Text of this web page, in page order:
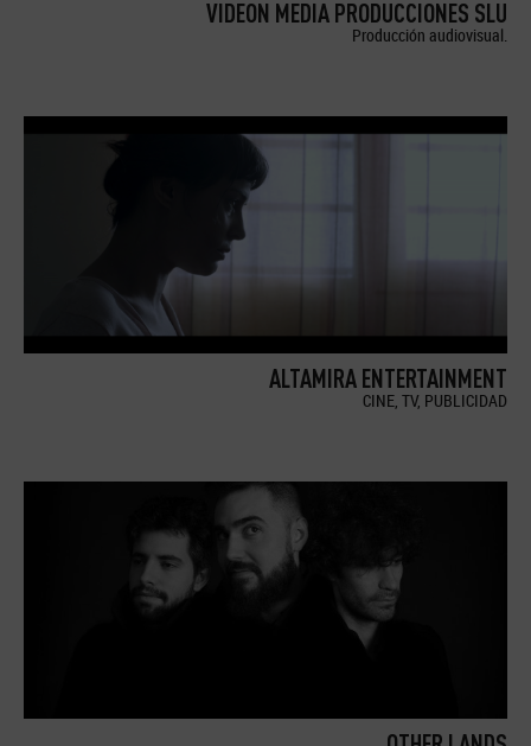
VIDEON MEDIA PRODUCCIONES SLU
Producción audiovisual.
ALTAMIRA ENTERTAINMENT
CINE, TV, PUBLICIDAD